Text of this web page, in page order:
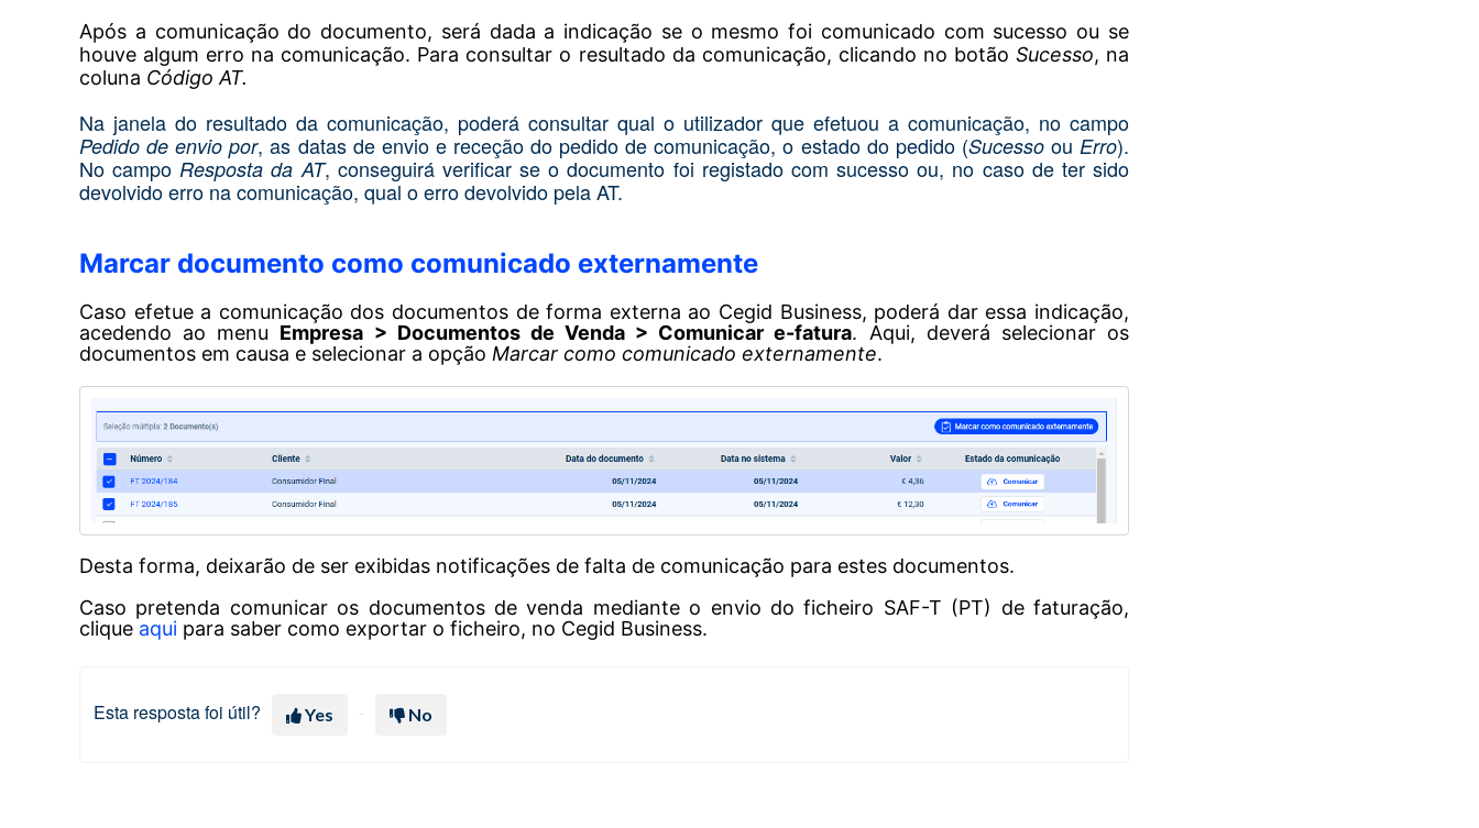
Após a comunicação do documento, será dada a indicação se o mesmo foi comunicado com sucesso ou se
houve algum erro na comunicação. Para consultar o resultado da comunicação, clicando no botão Sucesso, na
coluna Código AT.
Na janela do resultado da comunicação, poderá consultar qual o utilizador que efetuou a comunicação, no campo
Pedido de envio por, as datas de envio e receção do pedido de comunicação, o estado do pedido (Sucesso ouErro).
No campoResposta da AT, conseguirá verificar se o documento foi registado com sucesso ou, no caso de ter sido
devolvido erro na comunicação, qual o erro devolvido pela AT.
Marcar documento como comunicado externamente
Caso efetue a comunicação dos documentos de forma externa ao Cegid Business, poderá dar essa indicação,
acedendo ao menu Empresa > Documentos de Venda > Comunicar e-fatura. Aqui, deverá selecionar os
documentos em causa e selecionar a opção Marcar como comunicado externamente.
Desta forma, deixarão de ser exibidas notificações de falta de comunicação para estes documentos.
Caso pretenda comunicar os documentos de venda mediante o envio do ficheiro SAF-T (PT) de faturação,
clique aqui para saber como exportar o ficheiro, no Cegid Business.
Esta resposta foi útil? Yes No